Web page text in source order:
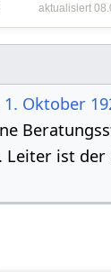
aktualisiert
1. Oktober
Leiter ist der